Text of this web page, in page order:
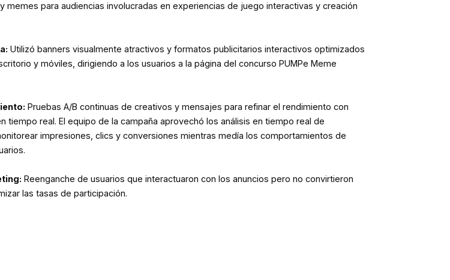
memes para audiencias involucradas en experiencias de juego interactivas y creación
Utilizó banners visualmente atractivos y formatos publicitarios interactivos optimizados
y móviles, dirigiendo a los usuarios a la página del concurso PUMPe Meme
Pruebas A/B continuas de creativos y mensajes para refinar el rendimiento con
tiempo real. El equipo de la campaña aprovechó los análisis en tiempo real de
impresiones, clics y conversiones mientras medía los comportamientos de
Reenganche de usuarios que interactuaron con los anuncios pero no convirtieron
las tasas de participación.